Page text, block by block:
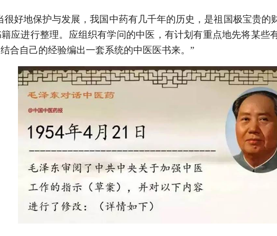
很好地保护与发展，我国中药有几千年的历史，是祖国极宝贵的
应进行整理。应组织有学问的中医，有计划有重点地先将某些
合自己的经验编出一套系统的中医医书来。”